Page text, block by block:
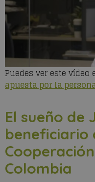
Puedes ver este vídeo
apuesta por la
El sueño de
beneficiario
Colombia